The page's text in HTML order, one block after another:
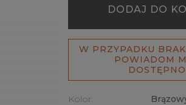
DODAJ DO
W PRZYPADKU
POWIADOM
Kolor: